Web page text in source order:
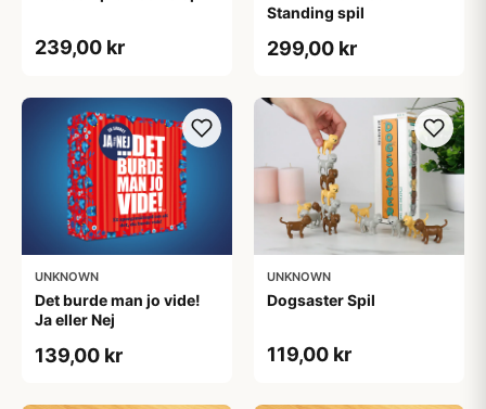
239,00 kr
Standing spil
299,00 kr
UNKNOWN
Det burde man jo vide!
Ja eller Nej
139,00 kr
UNKNOWN
Dogsaster Spil
119,00 kr